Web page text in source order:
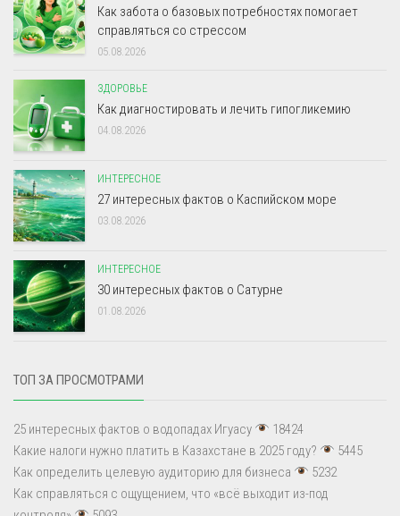
Как забота о базовых потребностях помогает
справляться со стрессом
05.08.2026
ЗДОРОВЬЕ
Как диагностировать и лечить гипогликемию
04.08.2026
ИНТЕРЕСНОЕ
27 интересных фактов о Каспийском море
03.08.2026
ИНТЕРЕСНОЕ
30 интересных фактов о Сатурне
01.08.2026
ТОП ЗА ПРОСМОТРАМИ
25 интересных фактов о водопадах Игуасу
18424
Какие налоги нужно платить в Казахстане в 2025 году?
5445
Как определить целевую аудиторию для бизнеса
5232
Как справляться с ощущением, что «всё выходит из-под